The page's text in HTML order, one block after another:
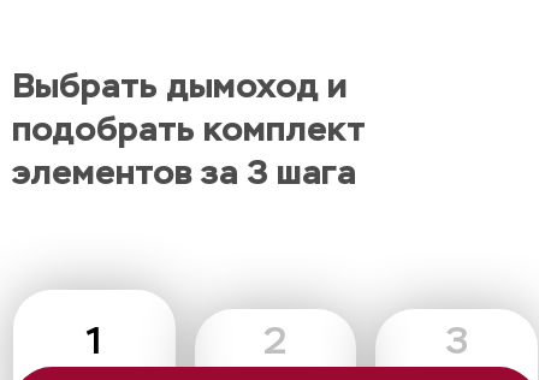
Выбрать дымоход и
подобрать комплект
элементов за 3 шага
1 2 3